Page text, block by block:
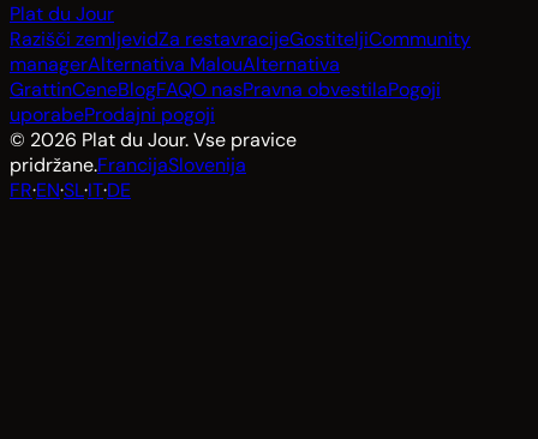
Plat du Jour
Razišči zemljevidZa restavracijeGostiteljiCommunity
managerAlternativa MalouAlternativa
GrattinCeneBlogFAQO nasPravna obvestilaPogoji
uporabeProdajni pogoji
© 2026 Plat du Jour. Vse pravice
pridržane.FrancijaSlovenija
FR·EN·SL·IT·DE